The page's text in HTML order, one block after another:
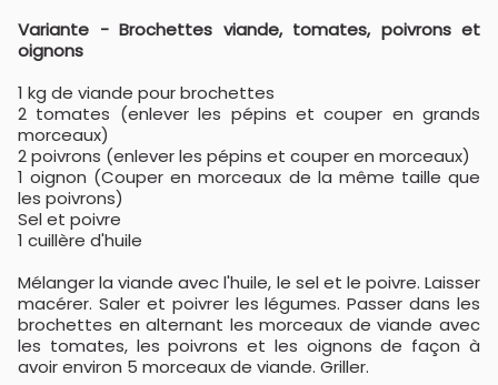
Variante - Brochettes viande, tomates, poivrons et
oignons
1 kg de viande pour brochettes
2 tomates (enlever les pépins et couper en grands
morceaux)
2 poivrons (enlever les pépins et couper en morceaux)
1 oignon (Couper en morceaux de la même taille que
les poivrons)
Sel et poivre
1 cuillère d'huile
Mélanger la viande avec l'huile, le sel et le poivre. Laisser
macérer. Saler et poivrer les légumes. Passer dans les
brochettes en alternant les morceaux de viande avec
les tomates, les poivrons et les oignons de façon à
avoir environ 5 morceaux de viande. Griller.